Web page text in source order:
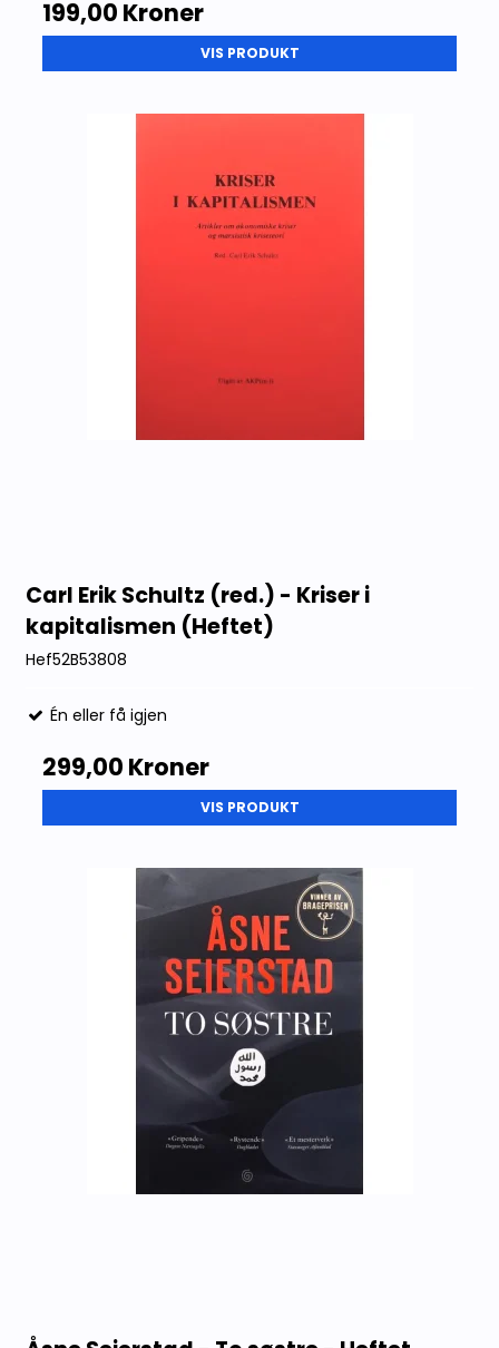
199,00 Kroner
VIS PRODUKT
Carl Erik Schultz (red.) - Kriser i
kapitalismen (Heftet)
Hef52B53808
Én eller få igjen
299,00 Kroner
VIS PRODUKT